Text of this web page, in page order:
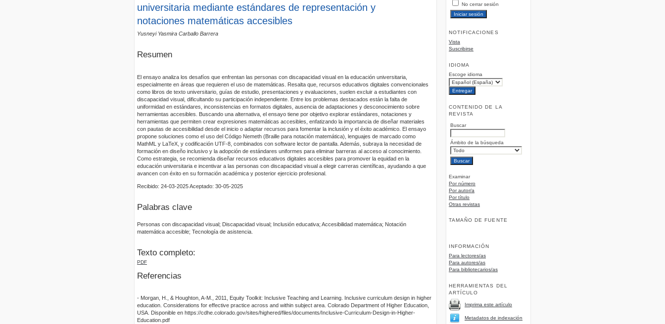
No cerrar sesión
NOTIFICACIONES
Vista
Suscribirse
IDIOMA
Escoge idioma
CONTENIDO DE LA
REVISTA
Buscar
Ámbito de la búsqueda
Examinar
Por número
Por autor/a
Por título
Otras revistas
TAMAÑO DE FUENTE
INFORMACIÓN
Para lectores/as
Para autores/as
Para bibliotecarios/as
HERRAMIENTAS DEL
ARTÍCULO
Imprima este artículo
Metadatos de indexación
universitaria mediante estándares de representación y
notaciones matemáticas accesibles
Yusneyi Yasmira Carballo Barrera
Resumen
El ensayo analiza los desafíos que enfrentan las personas con discapacidad visual en la educación universitaria,
especialmente en áreas que requieren el uso de matemáticas. Resalta que, recursos educativos digitales convencionales
como libros de texto universitario, guías de estudio, presentaciones y evaluaciones, suelen excluir a estudiantes con
discapacidad visual, dificultando su participación independiente. Entre los problemas destacados están la falta de
uniformidad en estándares, inconsistencias en formatos digitales, ausencia de adaptaciones y desconocimiento sobre
herramientas accesibles. Buscando una alternativa, el ensayo tiene por objetivo explorar estándares, notaciones y
herramientas que permiten crear expresiones matemáticas accesibles, enfatizando la importancia de diseñar materiales
con pautas de accesibilidad desde el inicio o adaptar recursos para fomentar la inclusión y el éxito académico. El ensayo
propone soluciones como el uso del Código Nemeth (Braille para notación matemática), lenguajes de marcado como
MathML y LaTeX, y codificación UTF-8, combinados con software lector de pantalla. Además, subraya la necesidad de
formación en diseño inclusivo y la adopción de estándares uniformes para eliminar barreras al acceso al conocimiento.
Como estrategia, se recomienda diseñar recursos educativos digitales accesibles para promover la equidad en la
educación universitaria e incentivar a las personas con discapacidad visual a elegir carreras científicas, ayudando a que
avancen con éxito en su formación académica y posterior ejercicio profesional.
Recibido: 24-03-2025 Aceptado: 30-05-2025
Palabras clave
Personas con discapacidad visual; Discapacidad visual; Inclusión educativa; Accesibilidad matemática; Notación
matemática accesible; Tecnología de asistencia.
Texto completo:
PDF
Referencias
- Morgan, H., & Houghton, A-M., 2011, Equity Toolkit: Inclusive Teaching and Learning. Inclusive curriculum design in higher
education. Considerations for effective practice across and within subject area. Colorado Department of Higher Education,
USA. Disponible en https://cdhe.colorado.gov/sites/highered/files/documents/Inclusive-Curriculum-Design-in-Higher-
Education.pdf